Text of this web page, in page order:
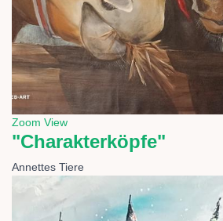
Zoom View
"Charakterköpfe"
Annettes Tiere